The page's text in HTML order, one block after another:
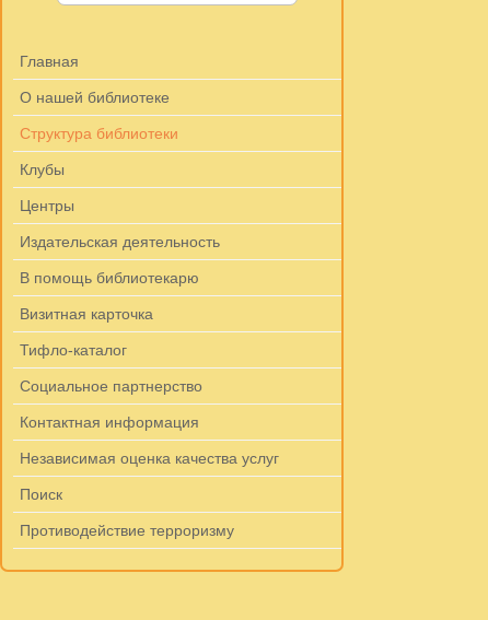
Главная
О нашей библиотеке
Структура библиотеки
Клубы
Центры
Издательская деятельность
В помощь библиотекарю
Визитная карточка
Тифло-каталог
Социальное партнерство
Контактная информация
Независимая оценка качества услуг
Поиск
Противодействие терроризму